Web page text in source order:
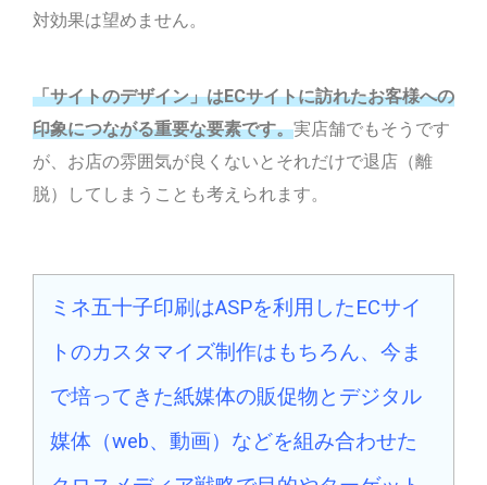
対効果は望めません。
「サイトのデザイン」はECサイトに訪れたお客様への
印象につながる重要な要素です。実店舗でもそうです
が、お店の雰囲気が良くないとそれだけで退店（離
脱）してしまうことも考えられます。
ミネ五十子印刷はASPを利用したECサイ
トのカスタマイズ制作はもちろん、今ま
で培ってきた紙媒体の販促物とデジタル
媒体（web、動画）などを組み合わせた